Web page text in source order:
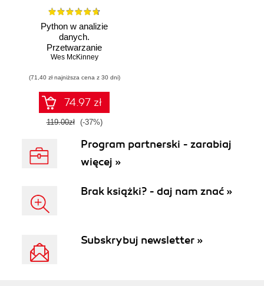
Python w analizie
danych.
Przetwarzanie
danych za pomocą
NumPy oraz
środowiska
Jupyter. Wydanie
III
Wes McKinney
(71,40 zł najniższa cena z 30 dni)
74.97 zł
119.00zł (-37%)
Program partnerski - zarabiaj
więcej »
Brak książki? - daj nam znać »
Subskrybuj newsletter »